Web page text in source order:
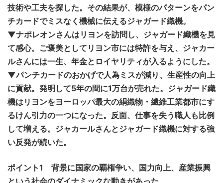
技術や工夫を探した。その結果が、模様のパターンをパン
チカードでミスなく機械に伝えるジャガード織機。
▼ナポレオンさんはリヨンを訪問し、ジャガード織機を見
て感心。ご褒美としてリヨン市には特許を与え、ジャカー
ルさんには一生、年金とロイヤリティが入るようにした。
▼パンチカードのおかげで人為ミスが減り、生産性の向上
に貢献。発明して5年の間に1万台が売れた。ジャガード織
機はリヨンをヨーロッパ最大の絹織物・繊維工業都市にす
るけん引力の一つになった。反面、仕事を失う職人も比例
して増える。ジャカールさんとジャガード織機に対する強
い反発が続いた。
ポイント1 背景に国家の覇権争い、国力向上、産業振興